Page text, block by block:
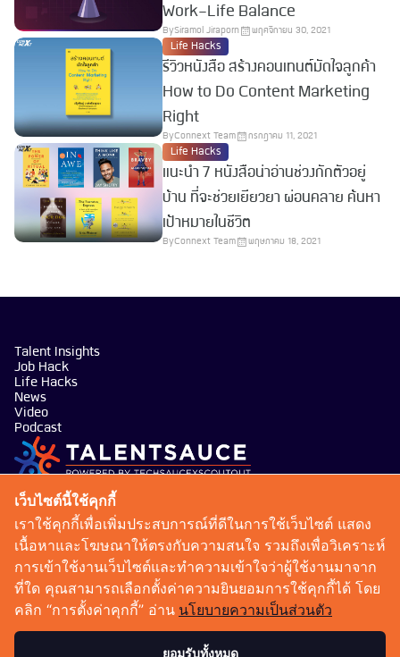
Work-Life Balance
BySiramol Jiraporn พฤศจิกายน 30, 2021
Life Hacks
รีวิวหนังสือ สร้างคอนเทนต์มัดใจลูกค้า
How to Do Content Marketing
Right
ByConnext Team กรกฎาคม 11, 2021
Life Hacks
แนะนำ 7 หนังสือน่าอ่านช่วงกักตัวอยู่
บ้าน ที่จะช่วยเยียวยา ผ่อนคลาย ค้นหา
เป้าหมายในชีวิต
ByConnext Team พฤษภาคม 18, 2021
Talent Insights
Job Hack
Life Hacks
News
Video
Podcast
บริษัท เทคซอส มีเดีย จำกัด
101 ทรู ดิจิทัล พาร์ค อาคาร กริฟฟิน ชั้น 14 ห้อง 1401
ถนนสุขุมวิท แขวงบางจาก เขตพระโขนง กรุงเทพมหานคร
10260
talentsauce@techsauce.co
02-001-5375
เว็บไซต์นี้ใช้คุกกี้
เราใช้คุกกี้เพื่อเพิ่มประสบการณ์ที่ดีในการใช้เว็บไซต์ แสดง
เนื้อหาและโฆษณาให้ตรงกับความสนใจ รวมถึงเพื่อวิเคราะห์
การเข้าใช้งานเว็บไซต์และทำความเข้าใจว่าผู้ใช้งานมาจาก
ที่ใด คุณสามารถเลือกตั้งค่าความยินยอมการใช้คุกกี้ได้ โดย
คลิก “การตั้งค่าคุกกี้” อ่าน นโยบายความเป็นส่วนตัว
ยอมรับทั้งหมด